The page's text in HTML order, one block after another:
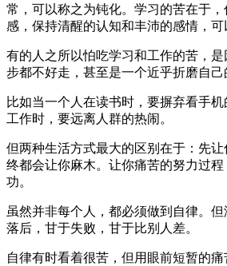
常，可以称之为钝化。学习的苦在于
感，保持清醒的认知和丰沛的感情，
有的人之所以怕吃学习和工作的苦，
步都不好走，甚至是一个近乎折磨自己
比如当一个人在读书时，要摒弃看手
工作时，要远离人群的热闹。
但两种生活方式最大的区别在于：先
终都会让你麻木。让你痛苦的努力过
功。
虽然并非每个人，都必须做到自律。
落后，甘于失败，甘于比别人差。
自律有时看着很苦，但用眼前短暂的